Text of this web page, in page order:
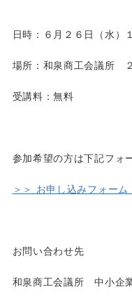
日時：６月２６日（水）
場所：和泉商工会議所
受講料：無料
参加希望の方は下記フォ
＞＞ お申し込みフォーム
お問い合わせ先
和泉商工会議所 中小企